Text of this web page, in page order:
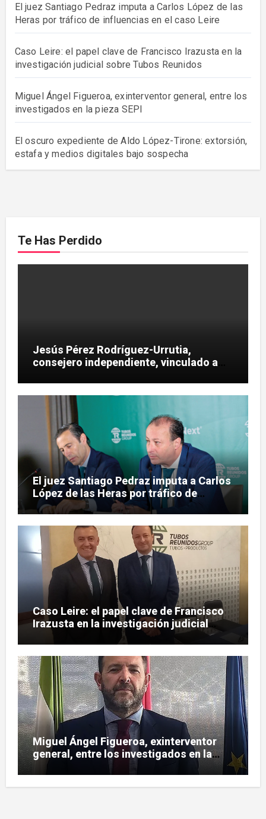
El juez Santiago Pedraz imputa a Carlos López de las
Heras por tráfico de influencias en el caso Leire
Caso Leire: el papel clave de Francisco Irazusta en la
investigación judicial sobre Tubos Reunidos
Miguel Ángel Figueroa, exinterventor general, entre los
investigados en la pieza SEPI
El oscuro expediente de Aldo López-Tirone: extorsión,
estafa y medios digitales bajo sospecha
Te Has Perdido
Jesús Pérez Rodríguez-Urrutia,
consejero independiente, vinculado a
Reunidos
El juez Santiago Pedraz imputa a Carlos
López de las Heras por tráfico de
influencias en el caso Leire
Caso Leire: el papel clave de Francisco
Irazusta en la investigación judicial
sobre Tubos Reunidos
Miguel Ángel Figueroa, exinterventor
general, entre los investigados en la
pieza SEPI